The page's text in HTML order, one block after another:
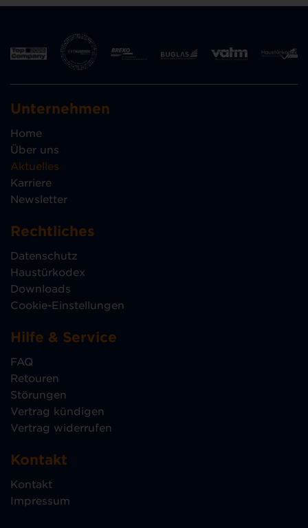
Unternehmen
Home
Über uns
Aktuelles
Karriere
Newsletter
Rechtliches
Datenschutz
Haustürkodex
Downloads
Cookie-Einstellungen
Hilfe & Service
FAQ
Retouren
Störungen
Vertrag kündigen
Vertrag widerrufen
Kontakt
Kontakt
Impressum